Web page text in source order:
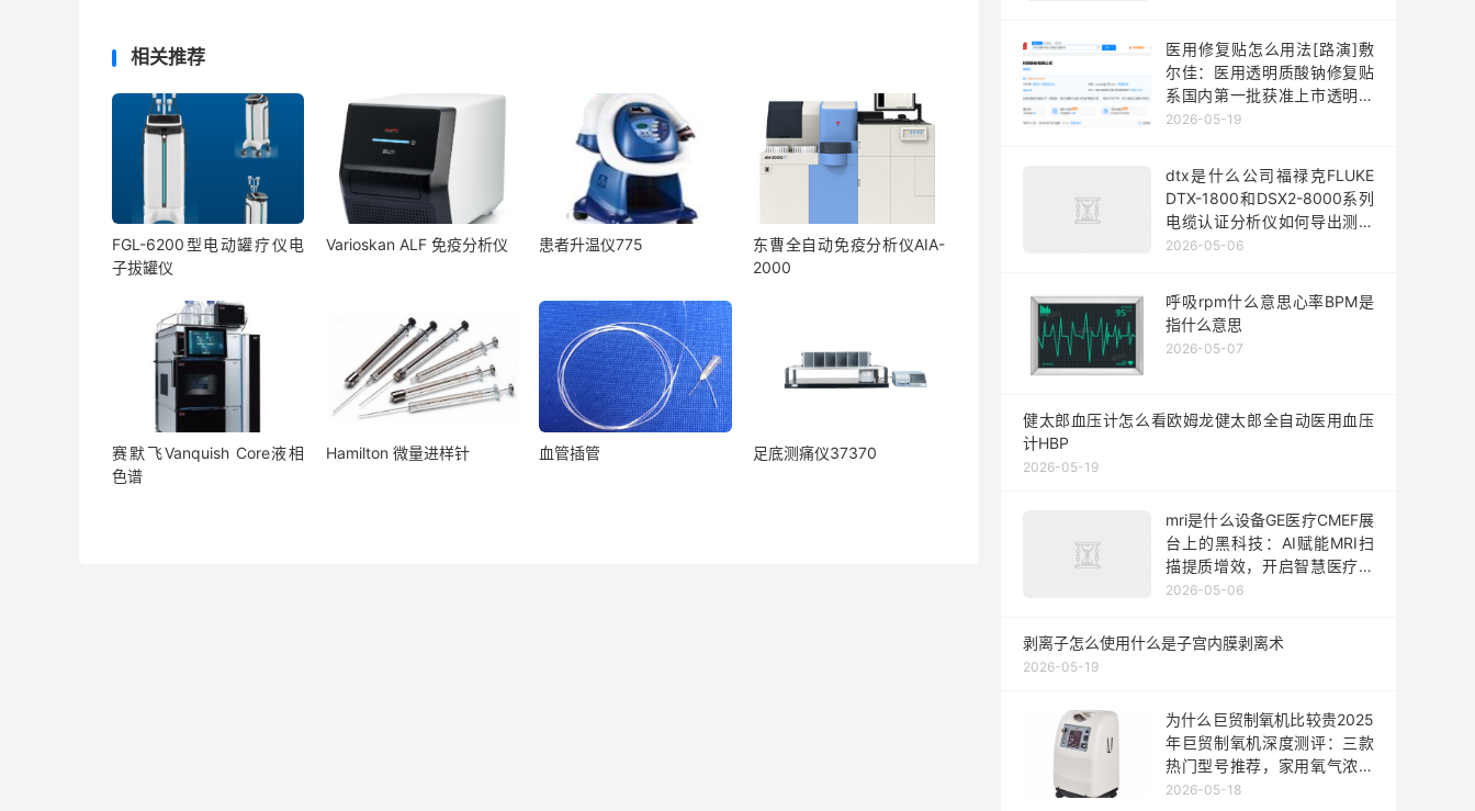
相关推荐
FGL-6200型电动罐疗仪电
子拔罐仪
Varioskan ALF 免疫分析仪 患者升温仪775
东曹全自动免疫分析仪AIA-
2000
赛默飞Vanquish Core液相
色谱
Hamilton 微量进样针 血管插管 足底测痛仪37370
医用修复贴怎么用法[路演]敷
尔佳：医用透明质酸钠修复贴
系国内第一批获准上市透明质
酸钠成分II类医用敷料贴类产品
2026-05-19
dtx是什么公司福禄克FLUKE
DTX-1800和DSX2-8000系列
电缆认证分析仪如何导出测试
报告？
2026-05-06
呼吸rpm什么意思心率BPM是
指什么意思
2026-05-07
健太郎血压计怎么看欧姆龙健太郎全自动医用血压
计HBP
2026-05-19
mri是什么设备GE医疗CMEF展
台上的黑科技：AI赋能MRI扫
描提质增效，开启智慧医疗新
时代 ｜ 走进医博会
2026-05-06
剥离子怎么使用什么是子宫内膜剥离术
2026-05-19
为什么巨贸制氧机比较贵2025
年巨贸制氧机深度测评：三款
热门型号推荐，家用氧气浓度
高且质量稳定的选择！
2026-05-18